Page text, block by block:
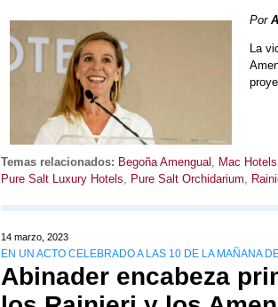
Por
La
Temas relacionados: Begoña Amengual Mac Hotels
Pure Salt Luxury Hotels
Pure Salt Orchidarium
14 marzo, 2023
EN UN ACTO CELEBRADO A LAS 10 DE LA MAÑANA
Abinader encabeza